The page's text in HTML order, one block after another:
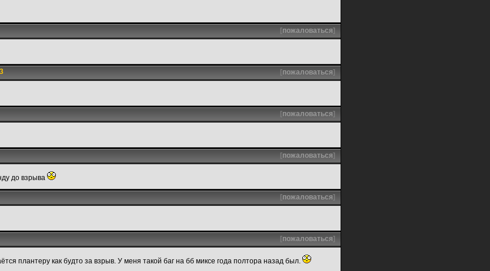
[пожаловаться]
[пожаловаться]
[пожаловаться]
[пожаловаться]
до взрыва
[пожаловаться]
[пожаловаться]
плантеру как будто за взрыв. У меня такой баг на бб миксе года полтора назад был.